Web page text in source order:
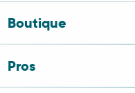
Boutique
Pros